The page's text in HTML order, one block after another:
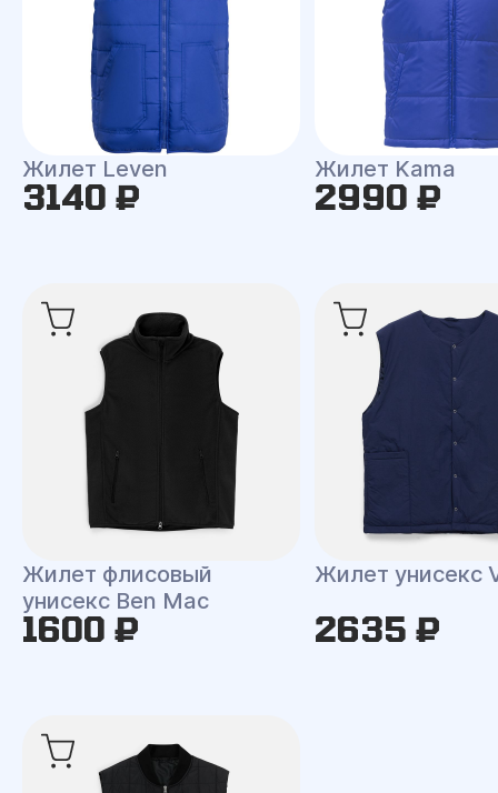
Жилет Leven
3140 ₽
Жилет Kama
2990 ₽
Жилет флисовый
унисекс Ben Mac
1600 ₽
Жилет унисекс
2635 ₽